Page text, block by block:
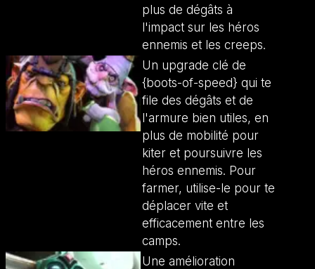
plus de dégâts à
l'impact sur les héros
ennemis et les creeps.
Un upgrade clé de
{boots-of-speed} qui te
file des dégâts et de
l'armure bien utiles, en
plus de mobilité pour
kiter et poursuivre les
héros ennemis. Pour
farmer, utilise-le pour te
déplacer vite et
efficacement entre les
camps.
Une amélioration